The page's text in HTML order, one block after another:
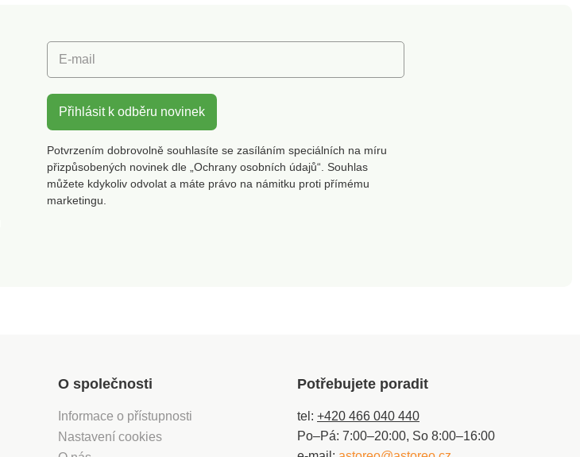
E-mail
Přihlásit k odběru novinek
Potvrzením dobrovolně souhlasíte se zasíláním speciálních na míru
přizpůsobených novinek dle „Ochrany osobních údajů“. Souhlas
můžete kdykoliv odvolat a máte právo na námitku proti přímému
marketingu.
O společnosti
Informace o přístupnosti
Nastavení cookies
Potřebujete poradit
tel: +420 466 040 440
Po–Pá: 7:00–20:00, So 8:00–16:00